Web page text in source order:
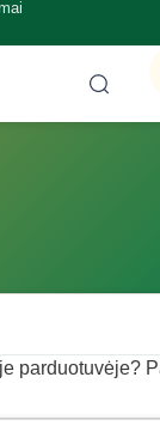
parduotuvėje?